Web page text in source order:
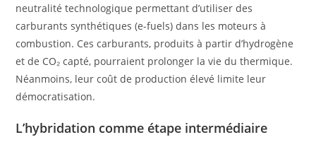
neutralité technologique permettant d’utiliser des
carburants synthétiques (e-fuels) dans les moteurs à
combustion. Ces carburants, produits à partir d’hydrogène
et de CO₂ capté, pourraient prolonger la vie du thermique.
Néanmoins, leur coût de production élevé limite leur
démocratisation.
L’hybridation comme étape intermédiaire